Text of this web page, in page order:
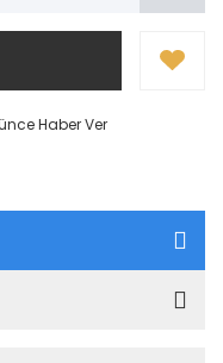
Haber Ver